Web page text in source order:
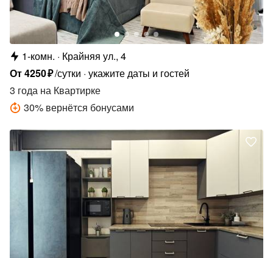
1-комн.
Крайняя ул., 4
От4250₽/сутки укажите даты и гостей
3 года на Квартирке
30% вернётся бонусами